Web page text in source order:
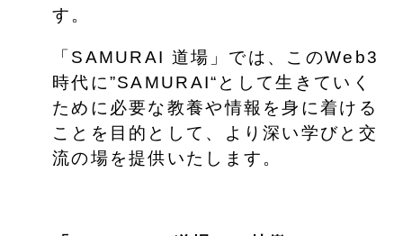
す。
「SAMURAI 道場」では、このWeb3
時代に”SAMURAI“として生きていく
ために必要な教養や情報を身に着ける
ことを目的として、より深い学びと交
流の場を提供いたします。